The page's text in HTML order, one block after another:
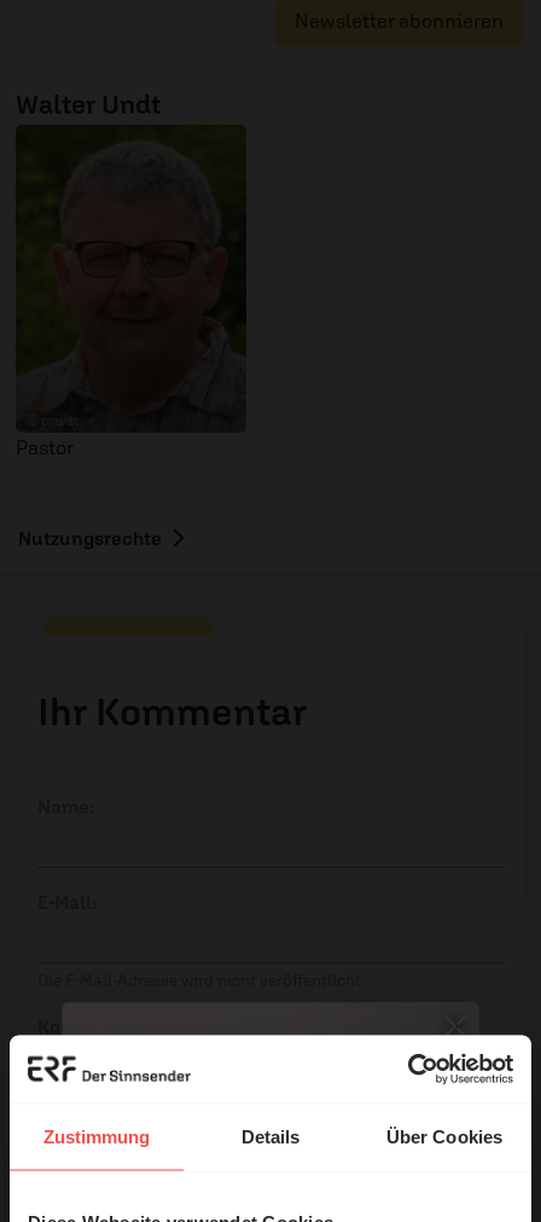
Zustimmung Details Über Cookies
Newsletter abonnieren
Walter Undt
Pastor
Nutzungsrechte
Ihr Kommentar
Meinen Kommentar nicht öffentlich teilen.